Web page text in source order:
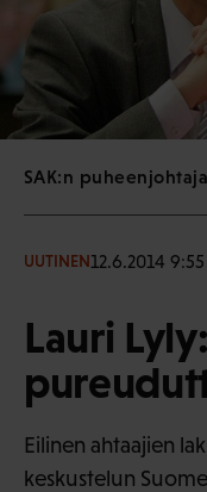
SAK:n
UUTINEN12.6.2014 9:55
Lauri
Eilinen ahtaajien
keskustelun